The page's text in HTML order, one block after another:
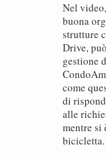
Nel
buona
strutture
Drive,
gestione
come
di
alle
mentre si
bicicletta.